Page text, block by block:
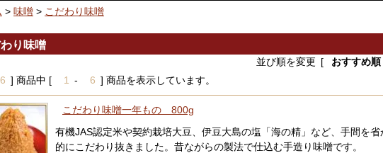
> 味噌 > こだわり味噌
り味噌
並び順を変更 [ おすすめ順
6 ] 商品中 [ 1 - 6 ] 商品を表示しています。
こだわり味噌一年もの 800g
有機JAS認定米や契約栽培大豆、伊豆大島の塩「海の精」など、手間を
的にこだわり抜きました。昔ながらの製法で仕込む手造り味噌です。